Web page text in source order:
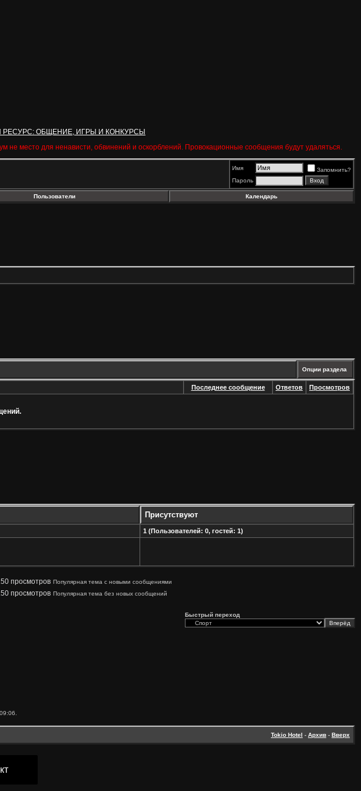
ОБЩЕНИЕ, ИГРЫ И КОНКУРСЫ
место для ненависти, обвинений и оскорблений. Провокационные сообщения будут удаляться.
Имя
Запомнить?
Пароль
Пользователи Календарь
Опции раздела
Последнее сообщение Ответов Просмотров
Присутствуют
1 (Пользователей: 0, гостей: 1)
Популярная тема с новыми сообщениями
Популярная тема без новых сообщений
Быстрый переход
09:06
Tokio Hotel - Архив - Вверх